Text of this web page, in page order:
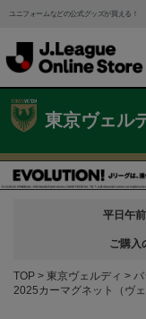
ユニフォームなどの公式グッズが買える！
東京ヴェル
平日午
ご購入
TOP 東京ヴェルディ
2025カーマグネット（ヴェ